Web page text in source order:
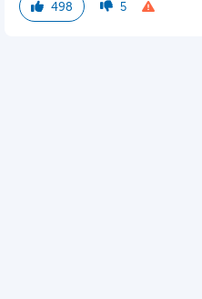
498 5